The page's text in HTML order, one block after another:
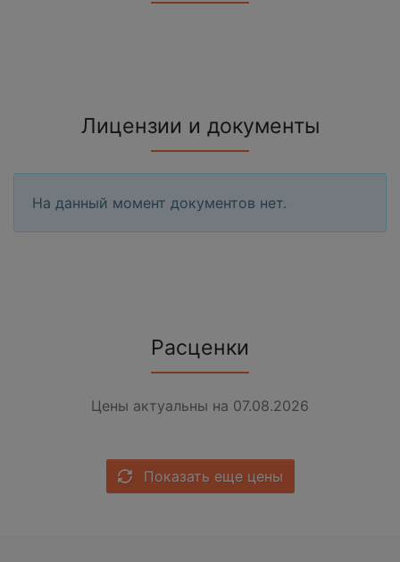
Лицензии и документы
На данный момент документов нет.
Расценки
Цены актуальны на 07.08.2026
Показать еще цены